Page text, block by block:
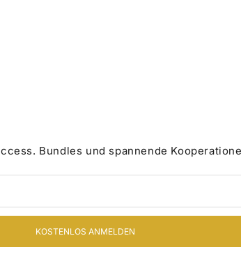
Bundles und spannende
KOSTENLOS ANMELDEN